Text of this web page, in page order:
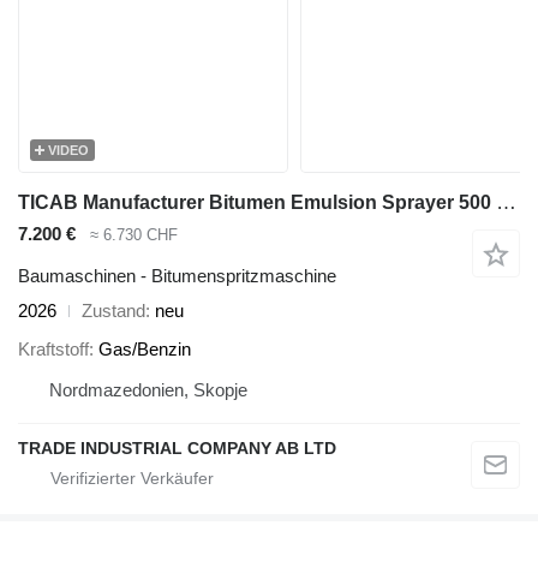
VIDEO
TICAB Manufacturer Bitumen Emulsion Sprayer 500 L / Bitumen Spreader
7.200 € ≈ 6.730 CHF
Baumaschinen - Bitumenspritzmaschine
2026
Zustand neu
Kraftstoff Gas/Benzin
Nordmazedonien, Skopje
TRADE INDUSTRIAL COMPANY AB LTD